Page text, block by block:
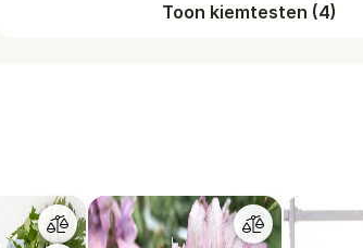
Toon kiemtesten (4)